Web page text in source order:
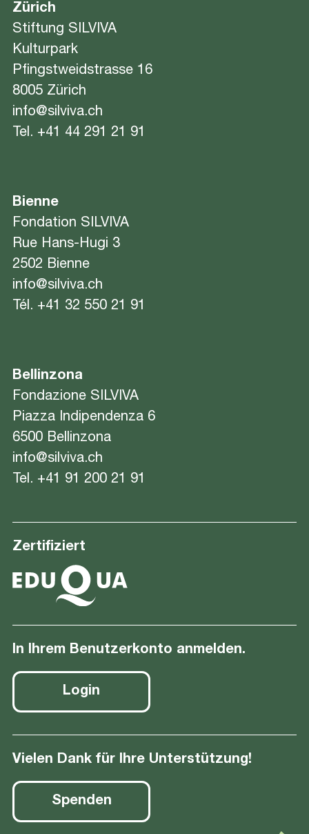
Zürich
Stiftung SILVIVA
Kulturpark
Pfingstweidstrasse 16
8005 Zürich
info@silviva.ch
Tel. +41 44 291 21 91
Bienne
Fondation SILVIVA
Rue Hans-Hugi 3
2502 Bienne
info@silviva.ch
Tél. +41 32 550 21 91
Bellinzona
Fondazione SILVIVA
Piazza Indipendenza 6
6500 Bellinzona
info@silviva.ch
Tel. +41 91 200 21 91
Zertifiziert
In Ihrem Benutzerkonto anmelden.
Login
Vielen Dank für Ihre Unterstützung!
Spenden